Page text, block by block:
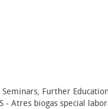
Seminars, Further
- Atres biogas special